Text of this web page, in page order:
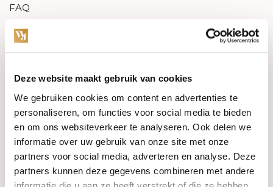
Deze website maakt gebruik van cookies
We gebruiken cookies om content en advertenties te
personaliseren, om functies voor social media te bieden
en om ons websiteverkeer te analyseren. Ook delen we
informatie over uw gebruik van onze site met onze
partners voor social media, adverteren en analyse. Deze
partners kunnen deze gegevens combineren met andere
FAQ
Aanbiedingen
Garantie & klachten
Betaalmethodes
Sitemap